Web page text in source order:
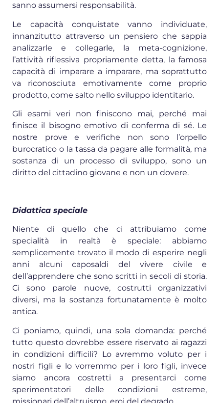
sanno assumersi responsabilità.
Le capacità conquistate vanno individuate,
innanzitutto attraverso un pensiero che sappia
analizzarle e collegarle, la meta-cognizione,
l’attività riflessiva propriamente detta, la famosa
capacità di imparare a imparare, ma soprattutto
va riconosciuta emotivamente come proprio
prodotto, come salto nello sviluppo identitario.
Gli esami veri non finiscono mai, perché mai
finisce il bisogno emotivo di conferma di sé. Le
nostre prove e verifiche non sono l’orpello
burocratico o la tassa da pagare alle formalità, ma
sostanza di un processo di sviluppo, sono un
diritto del cittadino giovane e non un dovere.
Didattica speciale
Niente di quello che ci attribuiamo come
specialità in realtà è speciale: abbiamo
semplicemente trovato il modo di esperire negli
anni alcuni caposaldi del vivere civile e
dell’apprendere che sono scritti in secoli di storia.
Ci sono parole nuove, costrutti organizzativi
diversi, ma la sostanza fortunatamente è molto
antica.
Ci poniamo, quindi, una sola domanda: perché
tutto questo dovrebbe essere riservato ai ragazzi
in condizioni difficili? Lo avremmo voluto per i
nostri figli e lo vorremmo per i loro figli, invece
siamo ancora costretti a presentarci come
sperimentatori delle condizioni estreme,
missionari dell’altruismo, eroi del degrado.